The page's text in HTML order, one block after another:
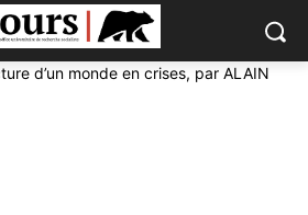
d’un monde en crises, par ALAIN